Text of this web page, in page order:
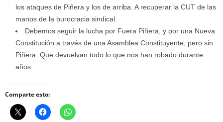
los ataques de Piñera y los de arriba. A recuperar la CUT de las
manos de la burocracia sindical.
Debemos seguir la lucha por Fuera Piñera, y por una Nueva
Constitución a través de una Asamblea Constituyente, pero sin
Piñera. Que devuelvan todo lo que nos han robado durante
años.
Comparte esto: